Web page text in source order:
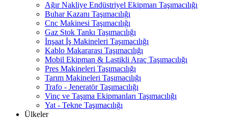
Ağır Nakliye Endüstriyel Ekipman Taşımacılığı
Buhar Kazanı Taşımacılığı
Cnc Makinesi Taşımacılığı
Gaz Stok Tankı Taşımacılığı
İnşaat İş Makineleri Taşımacılığı
Kablo Makararası Taşımacılığı
Mobil Ekipman & Lastikli Araç Taşımacılığı
Pres Makineleri Taşımacılığı
Tarım Makineleri Taşımacılığı
Trafo - Jeneratör Taşımacılığı
Vinç ve Taşıma Ekipmanları Taşımacılığı
Yat - Tekne Taşımacılığı
Ülkeler